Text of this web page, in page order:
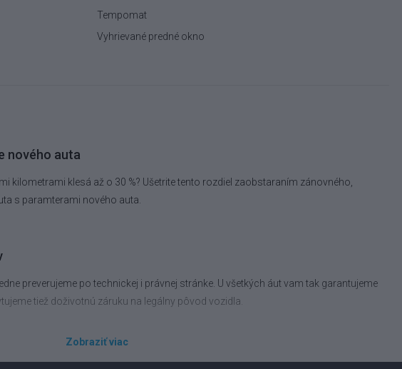
Tempomat
Vyhrievané predné okno
nového auta
kilometrami klesá až o 30 %? Ušetrite tento rozdiel zaobstaraním zánovného,
s paramterami nového auta.
preverujeme po technickej i právnej stránke. U všetkých áut vam tak garantujeme
tiež doživotnú záruku na legálny pôvod vozidla.
Zobraziť viac